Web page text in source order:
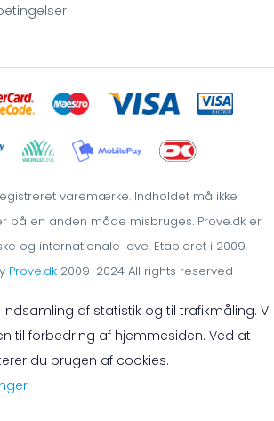
varemærke. Indholdet må ikke
på en anden måde misbruges. Prove.dk er
og internationale love. Etableret i 2009.
Prove.dk2009-2024 All rights reserved
af statistik og til trafikmåling. Vi
til forbedring af hjemmesiden. Ved at
du brugen af cookies.